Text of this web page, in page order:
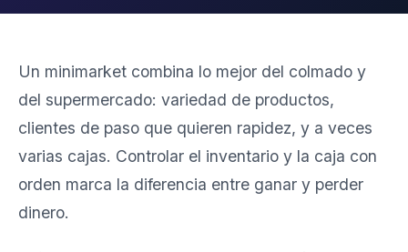
Un minimarket combina lo mejor del colmado y
del supermercado: variedad de productos,
clientes de paso que quieren rapidez, y a veces
varias cajas. Controlar el inventario y la caja con
orden marca la diferencia entre ganar y perder
dinero.